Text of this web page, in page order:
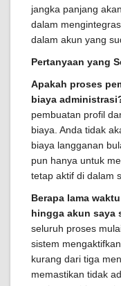
jangka panjang
dalam
dalam akun yang
Pertanyaan yang
Apakah proses
biaya
pembuatan profil
biaya. Anda tidak
biaya langganan
pun hanya untuk
tetap aktif di dalam
Berapa lama
hingga akun saya
seluruh proses
sistem
kurang dari tiga
memastikan tidak